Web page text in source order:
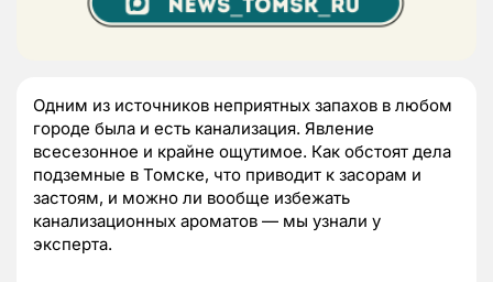
Одним из источников неприятных запахов в любом
городе была и есть канализация. Явление
всесезонное и крайне ощутимое. Как обстоят дела
подземные в Томске, что приводит к засорам и
застоям, и можно ли вообще избежать
канализационных ароматов — мы узнали у
эксперта.